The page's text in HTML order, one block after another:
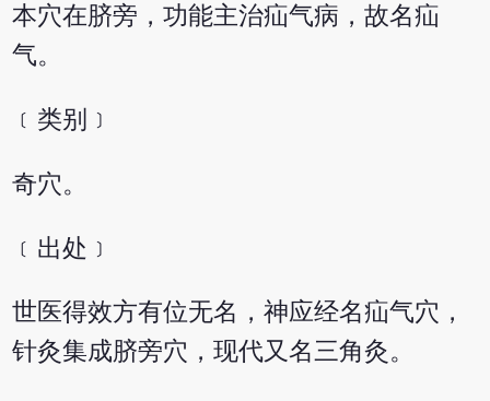
本穴在脐旁，功能主治疝气病，故名疝
气。
﹝类别﹞
奇穴。
﹝出处﹞
世医得效方有位无名，神应经名疝气穴，
针灸集成脐旁穴，现代又名三角灸。